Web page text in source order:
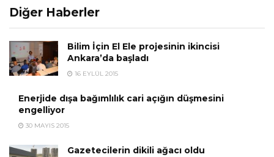
Diğer Haberler
Bilim İçin El Ele projesinin ikincisi
Ankara’da başladı
16 EYLÜL 2015
Enerjide dışa bağımlılık cari açığın düşmesini
engelliyor
30 MAYIS 2015
Gazetecilerin dikili ağacı oldu